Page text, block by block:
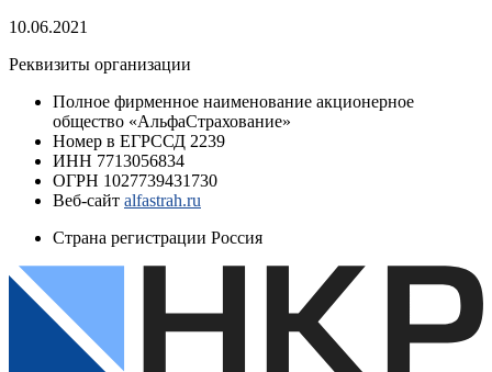
10.06.2021
Реквизиты организации
Полное фирменное наименование акционерное
общество «АльфаСтрахование»
Номер в ЕГРССД 2239
ИНН 7713056834
ОГРН 1027739431730
Веб-сайт alfastrah.ru
Страна регистрации Россия